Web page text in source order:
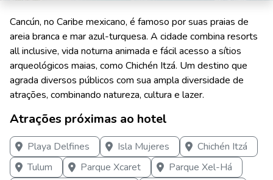
Cancún, no Caribe mexicano, é famoso por suas praias de
areia branca e mar azul-turquesa. A cidade combina resorts
all inclusive, vida noturna animada e fácil acesso a sítios
arqueológicos maias, como Chichén Itzá. Um destino que
agrada diversos públicos com sua ampla diversidade de
atrações, combinando natureza, cultura e lazer.
Atrações próximas ao hotel
Playa Delfines Isla Mujeres
Chichén Itzá
Tulum
Parque Xcaret
Parque Xel-Há